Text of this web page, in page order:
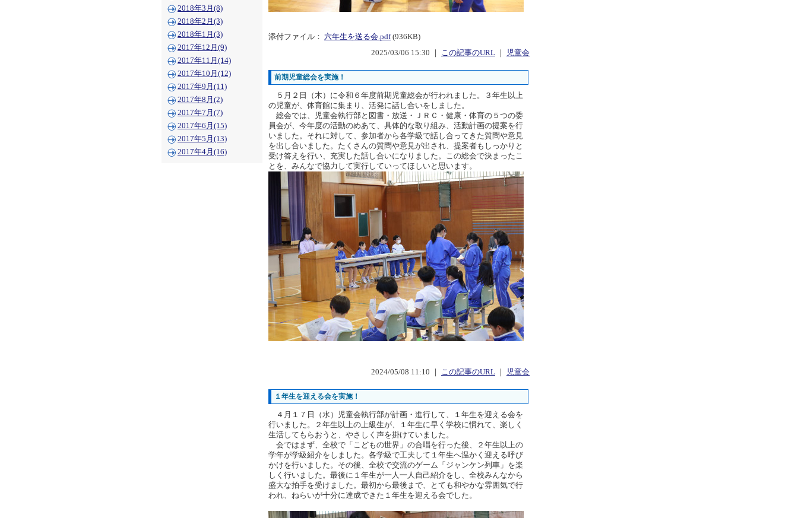
2018年3月(8)
2018年2月(3)
2018年1月(3)
2017年12月(9)
2017年11月(14)
2017年10月(12)
2017年9月(11)
2017年8月(2)
2017年7月(7)
2017年6月(15)
2017年5月(13)
2017年4月(16)
添付ファイル： 六年生を送る会.pdf(936KB)
2025/03/06 15:30 ｜ この記事のURL 児童会
前期児童総会を実施！
５月２日（木）に令和６年度前期児童総会が行われました。３年生以上
の児童が、体育館に集まり、活発に話し合いをしました。
総会では、児童会執行部と図書・放送・ＪＲＣ・健康・体育の５つの委
員会が、今年度の活動のめあて、具体的な取り組み、活動計画の提案を行
いました。それに対して、参加者から各学級で話し合ってきた質問や意見
を出し合いました。たくさんの質問や意見が出され、提案者もしっかりと
受け答えを行い、充実した話し合いになりました。この総会で決まったこ
とを、みんなで協力して実行していってほしいと思います。
2024/05/08 11:10 ｜ この記事のURL 児童会
１年生を迎える会を実施！
４月１７日（水）児童会執行部が計画・進行して、１年生を迎える会を
行いました。２年生以上の上級生が、１年生に早く学校に慣れて、楽しく
生活してもらおうと、やさしく声を掛けていました。
会ではまず、全校で「こどもの世界」の合唱を行った後、２年生以上の
学年が学級紹介をしました。各学級で工夫して１年生へ温かく迎える呼び
かけを行いました。その後、全校で交流のゲーム「ジャンケン列車」を楽
しく行いました。最後に１年生が一人一人自己紹介をし、全校みんなから
盛大な拍手を受けました。最初から最後まで、とても和やかな雰囲気で行
われ、ねらいが十分に達成できた１年生を迎える会でした。